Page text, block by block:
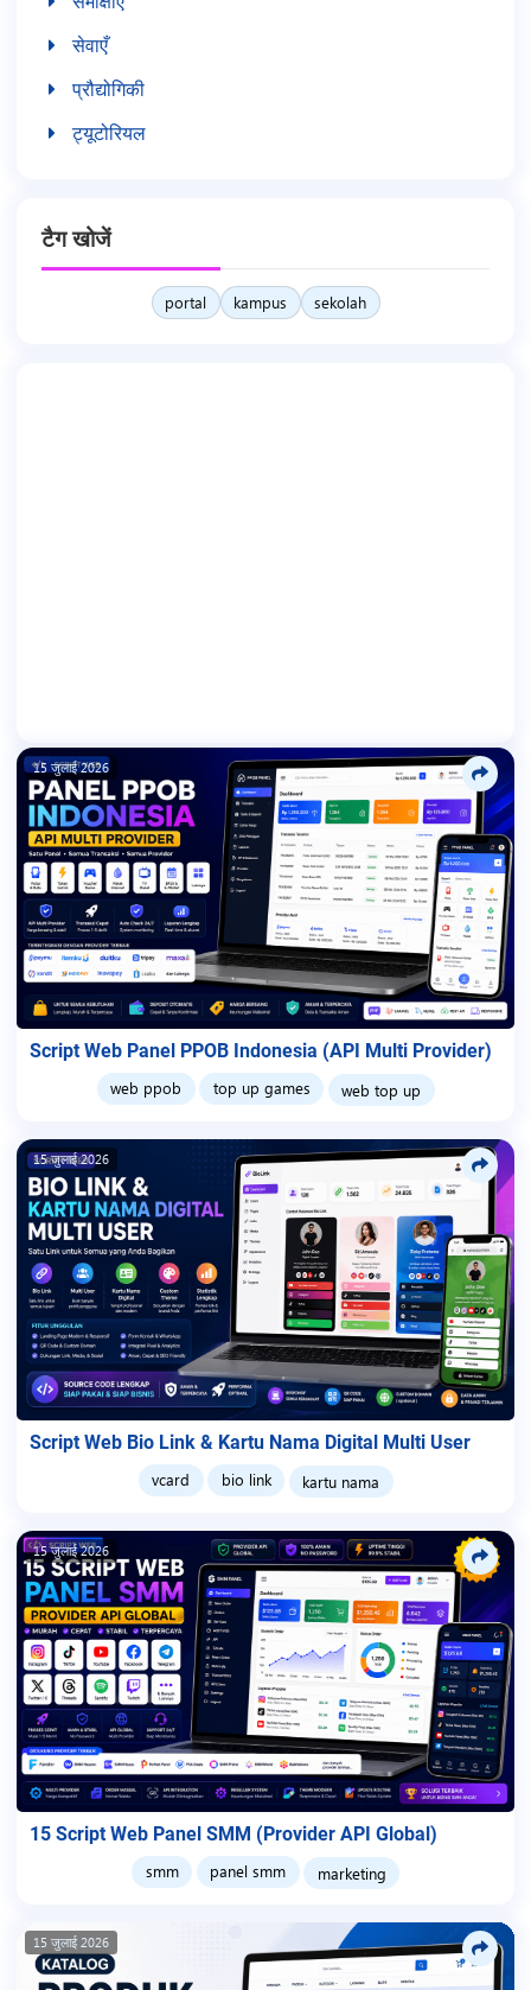
सेवाएँ
प्रौद्योगिकी
ट्यूटोरियल
टैग खोजें
portal kampus sekolah
15 जुलाई 2026
Script Web Panel PPOB Indonesia (API Multi Provider)
web ppob top up games web top up
15 जुलाई 2026
Script Web Bio Link & Kartu Nama Digital Multi User
vcard bio link kartu nama
15 जुलाई 2026
15 Script Web Panel SMM (Provider API Global)
smm panel smm marketing
15 जुलाई 2026